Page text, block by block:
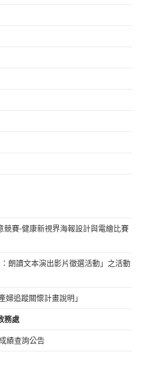
競賽-健康新視界海報設計與電繪比賽
朗讀文本演出影片徵選活動」之活動
追蹤關懷計畫說明」
務處
績查詢公告